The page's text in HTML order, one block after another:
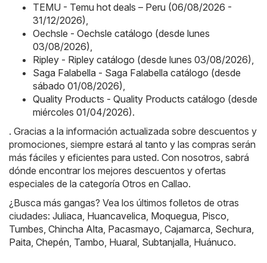
TEMU - Temu hot deals – Peru (06/08/2026 -
31/12/2026)
Oechsle - Oechsle catálogo (desde lunes
03/08/2026)
Ripley - Ripley catálogo (desde lunes 03/08/2026)
Saga Falabella - Saga Falabella catálogo (desde
sábado 01/08/2026)
Quality Products - Quality Products catálogo (desde
miércoles 01/04/2026).
. Gracias a la información actualizada sobre descuentos y
promociones, siempre estará al tanto y las compras serán
más fáciles y eficientes para usted. Con nosotros, sabrá
dónde encontrar los mejores descuentos y ofertas
especiales de la categoría Otros en Callao.
¿Busca más gangas? Vea los últimos folletos de otras
ciudades: Juliaca Huancavelica Moquegua Pisco
Tumbes Chincha Alta Pacasmayo Cajamarca Sechura
Paita Chepén Tambo Huaral Subtanjalla Huánuco.